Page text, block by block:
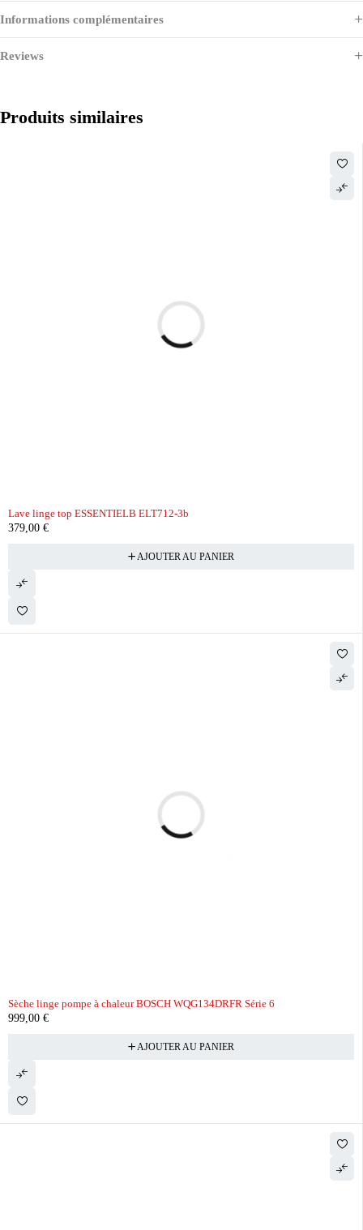
Informations complémentaires
Reviews
Produits similaires
Lave linge top ESSENTIELB ELT712-3b
379,00 €
AJOUTER AU PANIER
Sèche linge pompe à chaleur BOSCH WQG134DRFR Série 6
999,00 €
AJOUTER AU PANIER